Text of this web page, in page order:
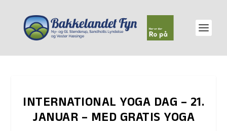
INTERNATIONAL YOGA DAG – 21.
JANUAR – MED GRATIS YOGA